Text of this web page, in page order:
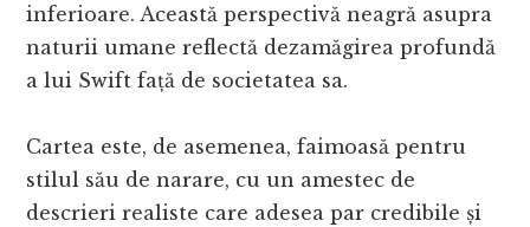
inferioare. Această perspectivă neagră asupra
naturii umane reflectă dezamăgirea profundă
a lui Swift față de societatea sa.
Cartea este, de asemenea, faimoasă pentru
stilul său de narare, cu un amestec de
descrieri realiste care adesea par credibile și